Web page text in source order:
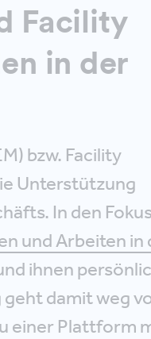
Facility
in der
bzw. Facility
Unterstützung
In den
und Arbeiten in
ihnen
damit weg
einer Plattform